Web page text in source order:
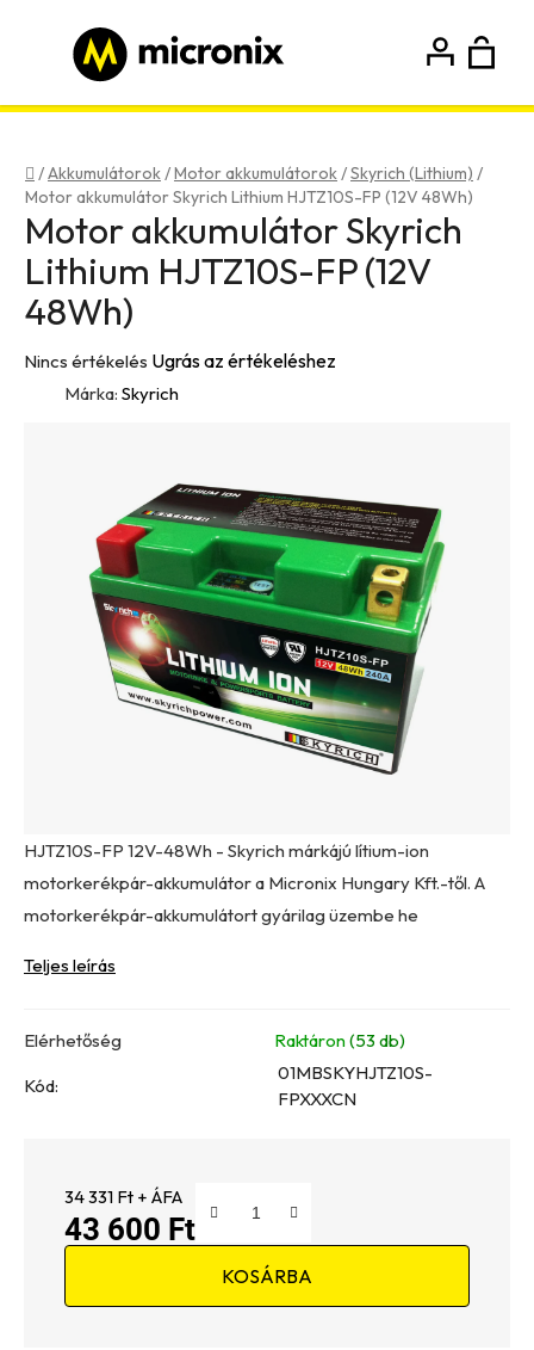
tartalomhoz
Kezdőlap
/Akkumulátorok/Motor akkumulátorok/Skyrich (Lithium) /
Motor akkumulátor Skyrich Lithium HJTZ10S-FP (12V 48Wh)
HJTZ10S-FP 12V-48Wh - Skyrich márkájú lítium-ion
motorkerékpár-akkumulátor a Micronix Hungary Kft.-től. A
motorkerékpár-akkumulátort gyárilag üzembe he
Teljes leírás
Elérhetőség Raktáron(53 db)
Kód:
01MBSKYHJTZ10S-
FPXXXCN
34 331 Ft + ÁFA
43 600 Ft
KOSÁRBA
Motor akkumulátor Skyrich
Lithium HJTZ10S-FP (12V
48Wh)
A
termék
Nincs értékelés Ugrás az értékeléshez
Márka: Skyrich